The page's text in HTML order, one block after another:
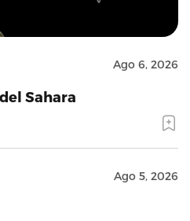
Ago 6, 2026
Sahara
Ago 5, 2026